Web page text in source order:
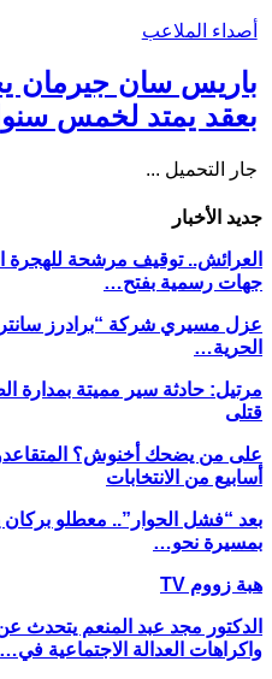
أصداء الملاعب
باريس سان جيرمان
بعقد يمتد لخمس
جار التحميل ...
جديد الأخبار
العرائش.. توقيف مرشحة للهجرة
جهات رسمية بفتح…
عزل مسيري شركة “برادرز
الحرية…
قتلى
أسابيع من الانتخابات
بعد “فشل الحوار”.. معطلو بركان
بمسيرة نحو…
هبة زووم TV
واكراهات العدالة الاجتماعية في…